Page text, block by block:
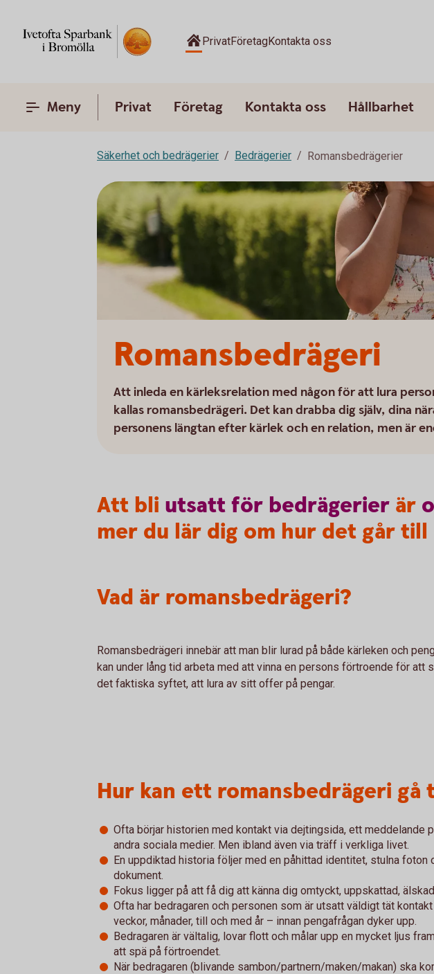
PrivatFöretagKontakta oss
Meny Privat Företag Kontakta oss Hållbarhet
Säkerhet och bedrägerier Bedrägerier Romansbedrägerier
Romansbedrägeri
Att inleda en kärleksrelation med någon för att lura
kallas romansbedrägeri. Det kan drabba dig själv, dina
personens längtan efter kärlek och en relation, men är
Att bli utsattför bedrägerier är
mer du lär dig om hur det går
Vad är romansbedrägeri?
Romansbedrägeri innebär att man blir lurad på både kärleken och
kan under lång tid arbeta med att vinna en persons förtroende för att
det faktiska syftet, att lura av sitt offer på pengar.
Hur kan ett romansbedrägeri gå
Ofta börjar historien med kontakt via dejtingsida, ett meddelande
andra sociala medier. Men ibland även via träff i verkliga livet.
En uppdiktad historia följer med en påhittad identitet, stulna foton
dokument.
Fokus ligger på att få dig att känna dig omtyckt, uppskattad,
Ofta har bedragaren och personen som är utsatt väldigt tät
veckor, månader, till och med år – innan pengafrågan dyker upp.
Bedragaren är vältalig, lovar flott och målar upp en mycket ljus
att spä på förtroendet.
När bedragaren (blivande sambon/partnern/maken/makan) ska